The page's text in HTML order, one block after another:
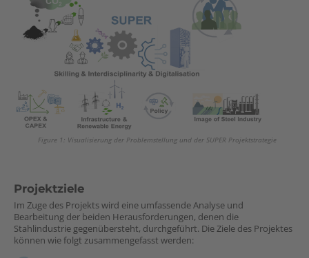
Figure 1: Visualisierung der Problemstellung und der SUPER Projektstrategie
Projektziele
Im Zuge des Projekts wird eine umfassende Analyse und
Bearbeitung der beiden Herausforderungen, denen die
Stahlindustrie gegenübersteht, durchgeführt. Die Ziele des Projektes
können wie folgt zusammengefasst werden: